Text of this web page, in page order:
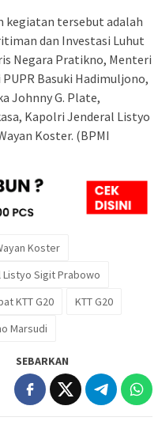
kegiatan tersebut adalah
dan Investasi Luhut
Negara Pratikno, Menteri
Basuki Hadimuljono,
Johnny G. Plate,
Kapolri Jenderal Listyo
Koster. (BPMI
Koster
Listyo Sigit Prabowo
KTT G20
KTT G20
Marsudi
SEBARKAN